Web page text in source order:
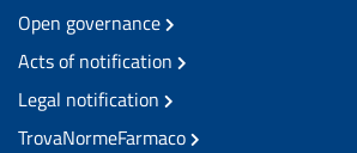
Open governance
Acts of notification
Legal notification
TrovaNormeFarmaco